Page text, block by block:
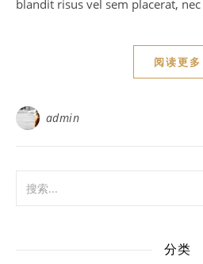
blandit risus vel sem placerat,
阅读更多
admin
分类